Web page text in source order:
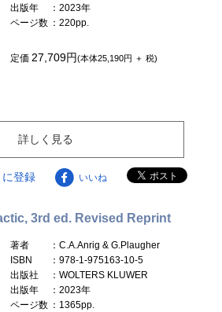
出版年
：2023年
ページ数 ：220pp.
定価27,709円(本体25,190円 ＋ 税)
詳しく見る
登録 いいね
3rd ed. Revised Reprint
著者
：C.A.Anrig & G.Plaugher
ISBN
：978-1-975163-10-5
出版社
：WOLTERS KLUWER
出版年
：2023年
ページ数 ：1365pp.